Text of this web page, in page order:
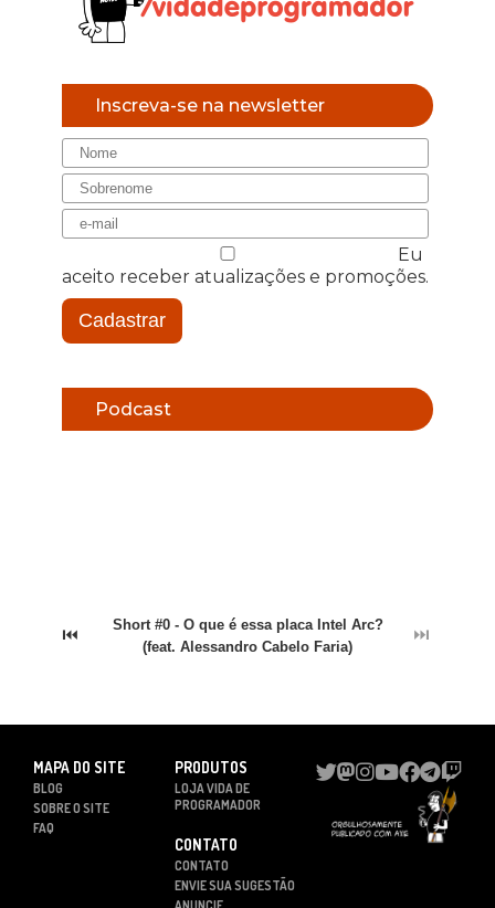
Inscreva-se na newsletter
Eu
aceito receber atualizações e promoções.
Cadastrar
Podcast
⏮
Short #0 - O que é essa placa Intel Arc?
(feat. Alessandro Cabelo Faria)
⏭
MAPA DO SITE
BLOG
SOBRE O SITE
FAQ
PRODUTOS
LOJA VIDA DE
PROGRAMADOR
CONTATO
CONTATO
ENVIE SUA SUGESTÃO